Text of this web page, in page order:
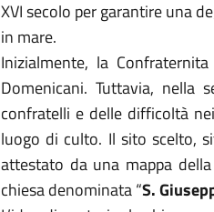
XVI secolo per garantire una
in mare.
Inizialmente, la
Domenicani. Tuttavia, nella
confratelli e delle difficoltà
luogo di culto. Il sito scelto,
attestato da una mappa
chiesa denominata “S.